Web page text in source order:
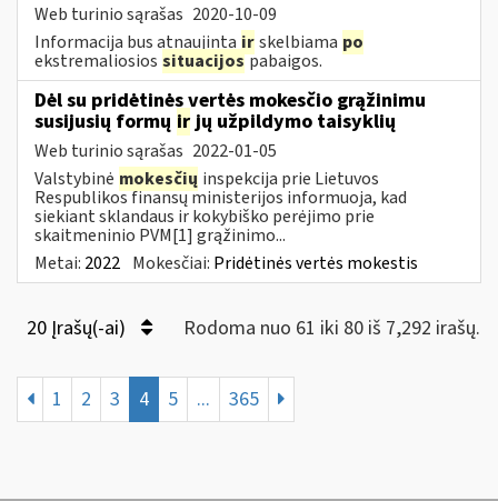
Web turinio sąrašas 2020-10-09
Informacija bus atnaujinta irskelbiama po
ekstremaliosios situacijospabaigos.
Dėl su pridėtinės vertės mokesčio grąžinimu
susijusių formų irjų užpildymo taisyklių
Web turinio sąrašas 2022-01-05
Valstybinė mokesčių inspekcija prie Lietuvos
Respublikos finansų ministerijos informuoja, kad
siekiant sklandaus ir kokybiško perėjimo prie
skaitmeninio PVM[1] grąžinimo...
Metai: 2022 Mokesčiai: Pridėtinės vertės mokestis
20 Įrašų(-ai) Rodoma nuo 61 iki 80 iš 7,292 irašų.
1 2 3 4 5 ... 365